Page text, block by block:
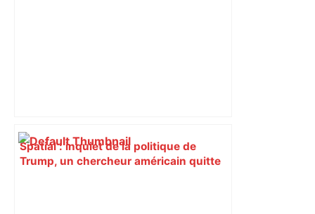
Spatial : inquiet de la politique de
Trump, un chercheur américain quitte